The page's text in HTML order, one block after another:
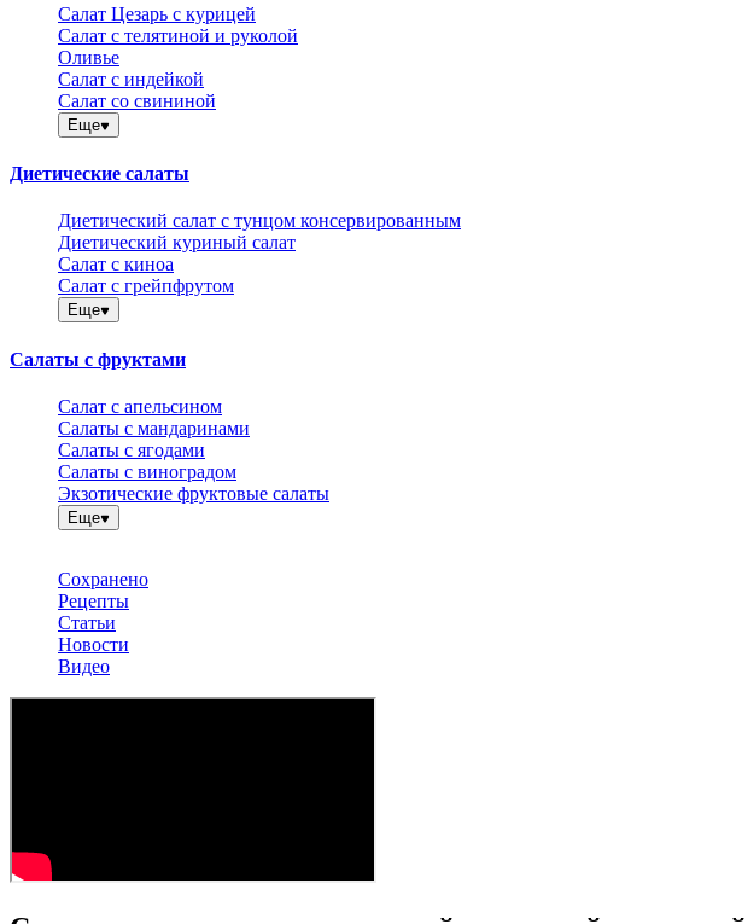
Салат Цезарь с курицей
Салат с телятиной и руколой
Оливье
Салат с индейкой
Салат со свининой
Еще
Диетические салаты
Диетический салат с тунцом консервированным
Диетический куриный салат
Салат с киноа
Салат с грейпфрутом
Еще
Салаты с фруктами
Салат с апельсином
Салаты с мандаринами
Салаты с ягодами
Салаты с виноградом
Экзотические фруктовые салаты
Еще
Сохранено
Рецепты
Статьи
Новости
Видео